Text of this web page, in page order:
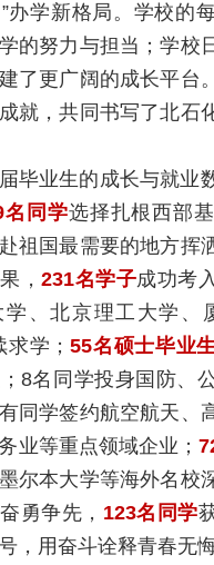
办学新格局。学校的
的努力与担当；学校
了更广阔的成长平台
就，共同书写了北石
毕业生的成长与就业
名同学选择扎根西部
祖国最需要的地方挥
，231名学子成功考
、北京理工大学、
求学；55名硕士毕业
8名同学投身国防、
同学签约航空航天、
业等重点领域企业；
尔本大学等海外名校
勇争先， 123名同学
，用奋斗诠释青春无悔